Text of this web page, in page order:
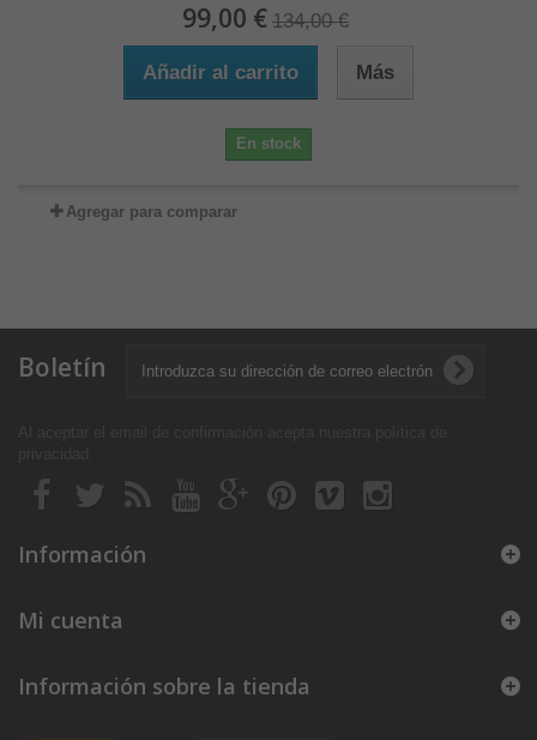
99,00 € 134,00 €
Añadir al carrito Más
En stock
Agregar para comparar
Boletín
Información
Mi cuenta
Información sobre la tienda